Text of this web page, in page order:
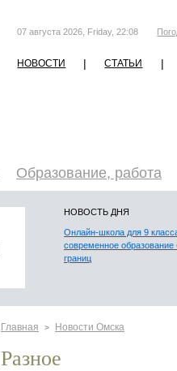
07 августа 2026, Friday, 22:08
НОВОСТИ | СТАТЬИ |
Образование, работа
НОВОСТЬ ДНЯ
Онлайн-школа для 9
современное образование
границ
Главная > Новости Омска
Разное